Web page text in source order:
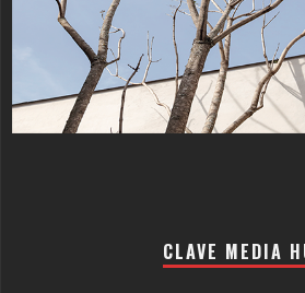
CLAVE MEDIA